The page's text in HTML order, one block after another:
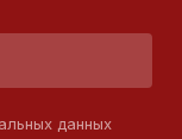
данных